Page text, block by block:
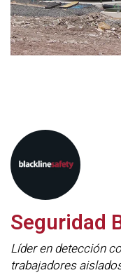
Seguridad
Líder en detección
trabajadores